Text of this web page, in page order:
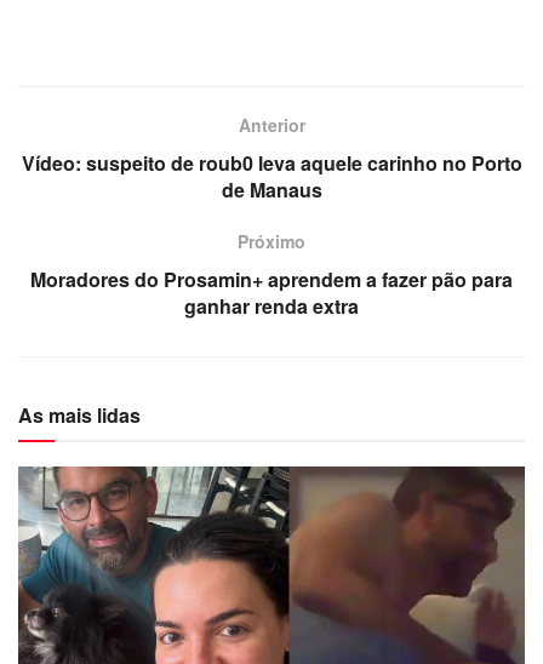
Anterior
Vídeo: suspeito de roub0 leva aquele carinho no Porto
de Manaus
Próximo
Moradores do Prosamin+ aprendem a fazer pão para
ganhar renda extra
As mais lidas